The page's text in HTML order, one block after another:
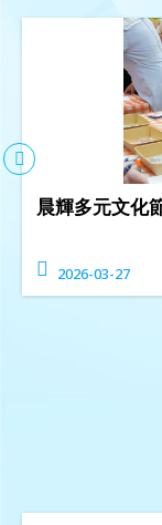
晨輝多元文化
2026-03-27